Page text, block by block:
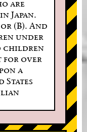
are
Japan.
(B). And
under
children
for over
a
States